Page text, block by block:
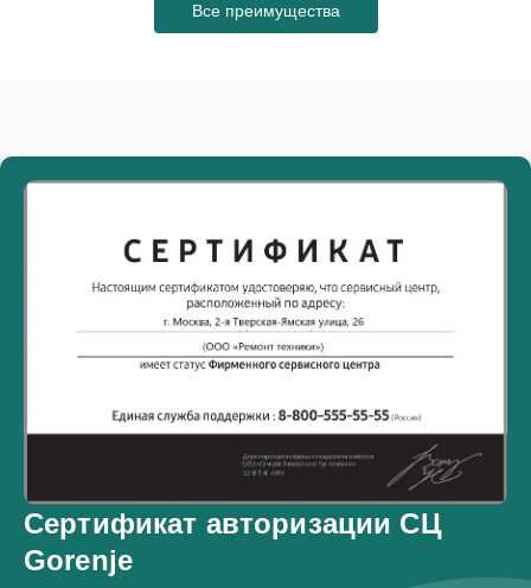
Все преимущества
Сертификат авторизации СЦ
Gorenje